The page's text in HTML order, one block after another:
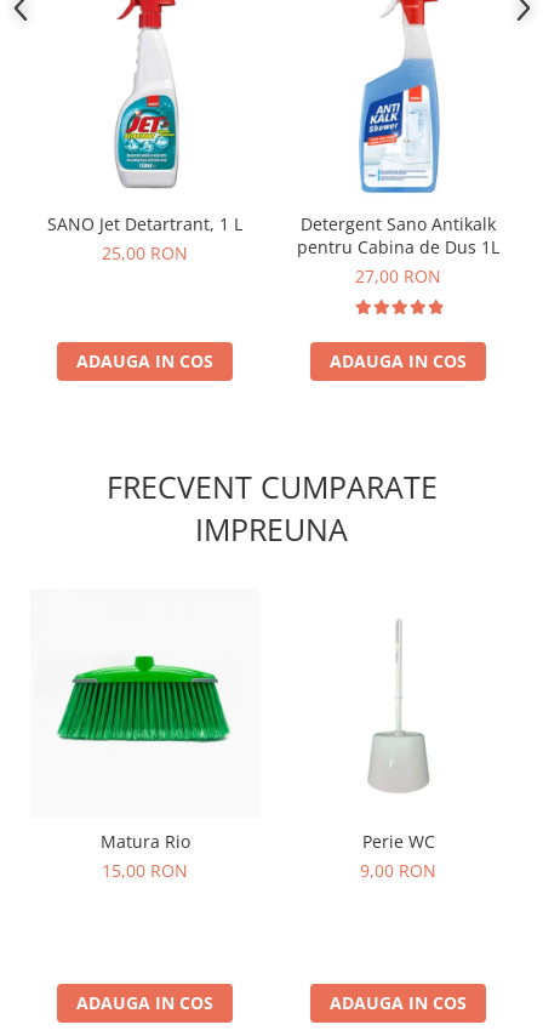
SANO Jet Detartrant, 1 L
25,00 RON
ADAUGA IN COS
Detergent Sano Antikalk
pentru Cabina de Dus 1L
27,00 RON
ADAUGA IN COS
FRECVENT CUMPARATE
IMPREUNA
Matura Rio
15,00 RON
ADAUGA IN COS
Perie WC
9,00 RON
ADAUGA IN COS